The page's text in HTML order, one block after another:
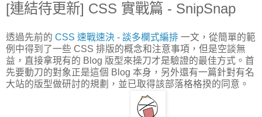
[連結待更新] CSS 實戰篇 - SnipSnap
透過先前的 CSS 速戰速決 - 談多欄式編排 一文，從簡單的範
例中得到了一些 CSS 排版的概念和注意事項，但是空談無
益，直接拿現有的 Blog 版型來操刀才是驗證的最佳方式。首
先要動刀的對象正是這個 Blog 本身，另外還有一篇針對有名
大站的版型做研討的規劃，並已取得該部落格格揆的同意。